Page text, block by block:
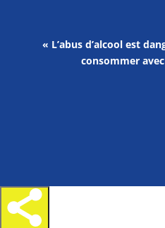
« L’abus d’alcool est
consommer